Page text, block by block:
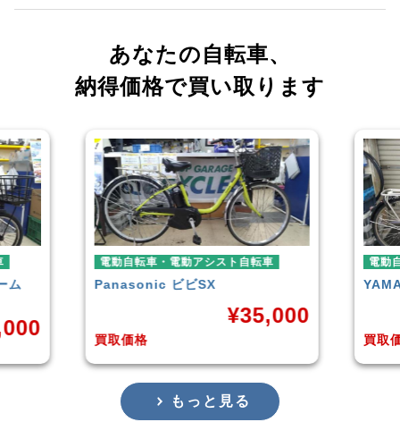
あなたの自転車、
納得価格で買い取ります
電動自転車・電動アシスト自転車
YAMAHAPAS With
買取価格
¥38,929
電動
買取
もっと見る